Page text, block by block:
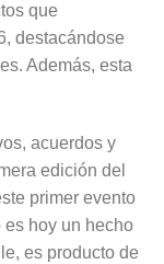
que
destacándose
Además, esta
acuerdos y
edición del
primer evento
hoy un hecho
es producto de